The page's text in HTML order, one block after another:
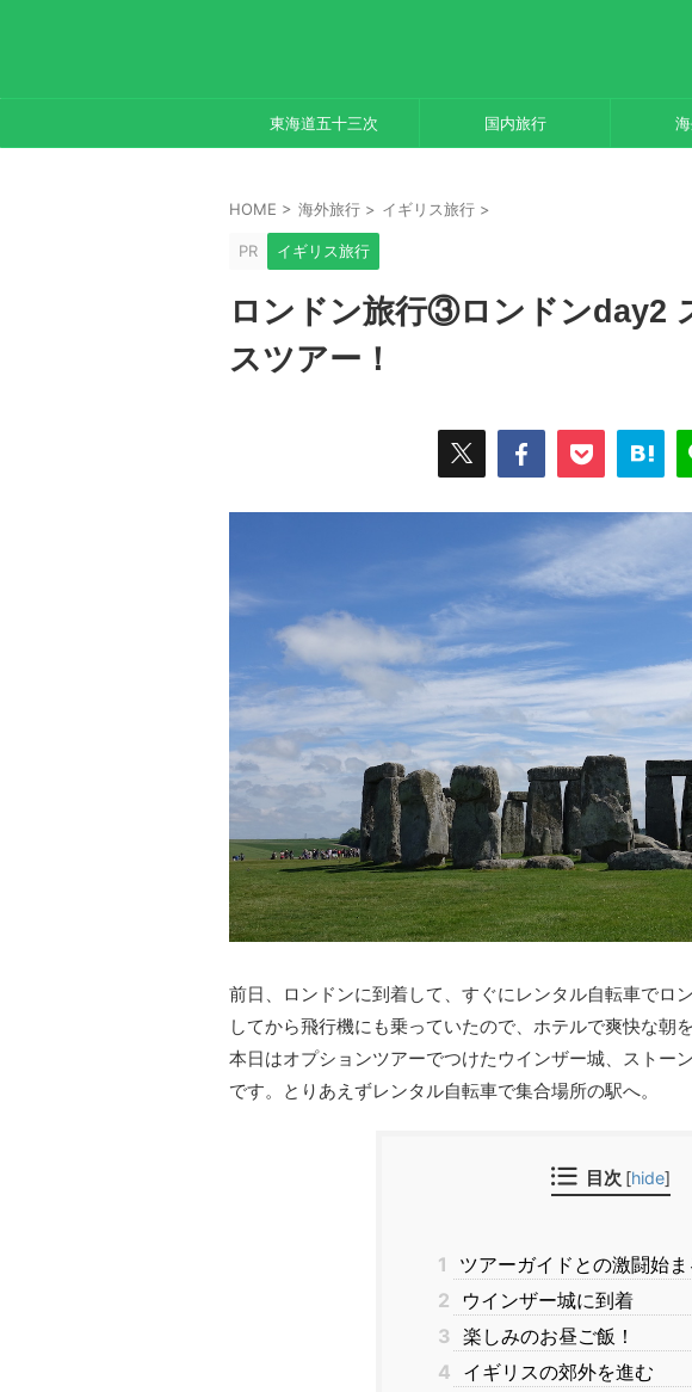
東海道五十三次 国内旅行
HOME > 海外旅行 > イギリス旅行 >
PR イギリス旅行
ロンドン旅行③ロンドンday2
スツアー！
前日、ロンドンに到着して、すぐにレンタル自転車でロ
してから飛行機にも乗っていたので、ホテルで爽快な朝を
本日はオプションツアーでつけたウインザー城、ストー
です。とりあえずレンタル自転車で集合場所の駅へ。
目次 [hide]
1
ツアーガイドとの激闘始ま
2
ウインザー城に到着
3 楽しみのお昼ご飯！
4 イギリスの郊外を進む